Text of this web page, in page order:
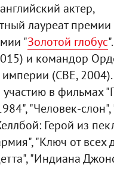
актер,
лауреат премии
"Золотой глобус
и командор
(CBE,
участию в фильмах
"Человек-
Герой из
"Ключ от всех
"Индиана